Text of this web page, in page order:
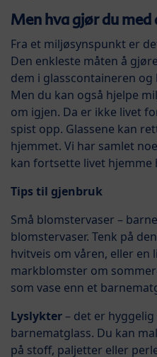
Men hva gjør du med
Fra et miljøsynspunkt er
Den enkleste måten å
dem i glasscontaineren
Men du kan også hjelpe
om igjen. Da er ikke livet
spist opp. Glassene kan
hjemmet. Vi har samlet
kan fortsette livet hjemme
Tips til gjenbruk
Små blomstervaser –
blomstervaser. Tenk på
hvitveis om våren, eller en
markblomster om
som vase enn et
Lyslykter– det er
barnematglass. Du kan
på stoff, paljetter eller